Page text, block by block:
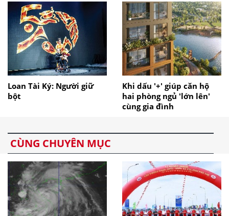
Loan Tài Ký: Người giữ
bột
Khi dấu '+' giúp căn hộ
hai phòng ngủ 'lớn lên'
cùng gia đình
CÙNG CHUYÊN MỤC